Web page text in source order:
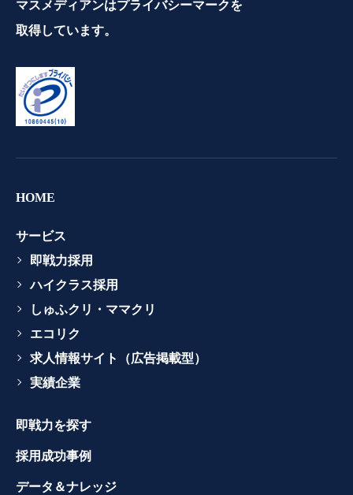
マスメディアンはプライバシーマークを
取得しています。
HOME
サービス
即戦力採用
ハイクラス採用
しゅふクリ・ママクリ
エコリク
求人情報サイト（広告掲載型）
実績企業
即戦力を探す
採用成功事例
データ＆ナレッジ